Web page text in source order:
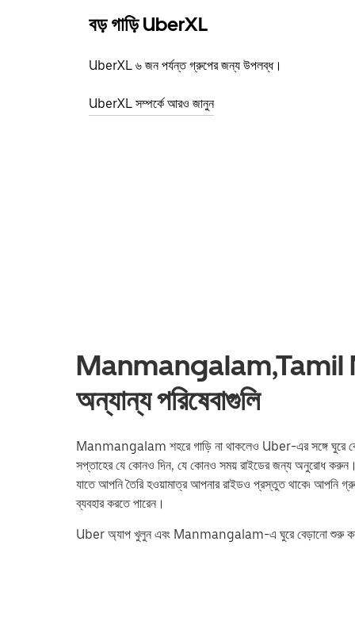
বড় গাড়ি UberXL
UberXL ৬ জন পর্যন্ত গ্রুপের জন্য উপলব্ধ।
UberXL সম্পর্কে আরও জানুন
Manmangalam,Tamil
অন্যান্য পরিষেবাগুলি
Manmangalam শহরে গাড়ি না থাকলেও Uber-এর সঙ্গে ঘুরে
সপ্তাহের যে কোনও দিন, যে কোনও সময় রাইডের জন্য অনুরোধ
যাতে আপনি তৈরি হওয়ামাত্র আপনার রাইডও প্রস্তুত থাকে৷ আপনি
ব্যবহার করতে পারেন।
Uber অ্যাপ খুলুন এবং Manmangalam-এ ঘুরে বেড়ানো শুরু